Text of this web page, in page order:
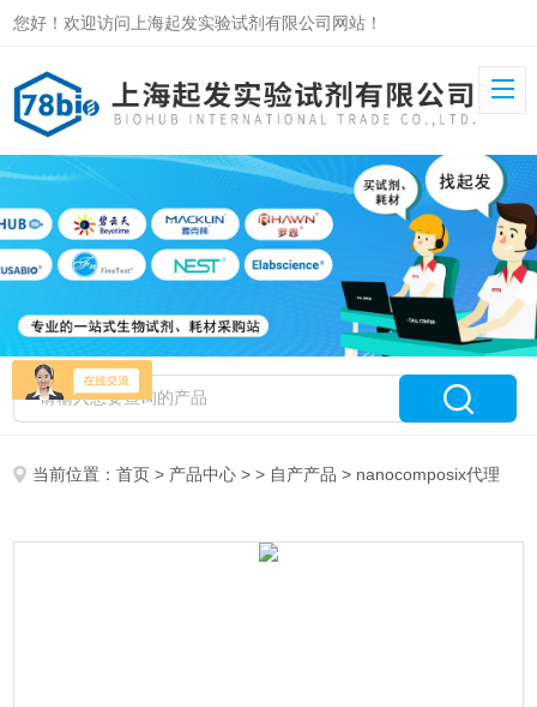
您好！欢迎访问上海起发实验试剂有限公司网站！
当前位置：首页 > 产品中心 > > 自产产品 > nanocomposix代理